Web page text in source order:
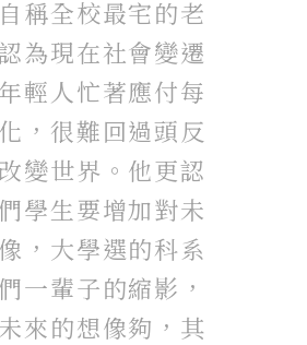
稱全校最宅的老
為現在社會變遷
輕人忙著應付每
，很難回過頭反
變世界。他更認
學生要增加對未
，大學選的科系
一輩子的縮影，
來的想像夠，其